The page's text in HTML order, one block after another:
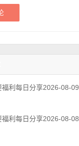
福利每日分享2026-08-09
福利每日分享2026-08-08